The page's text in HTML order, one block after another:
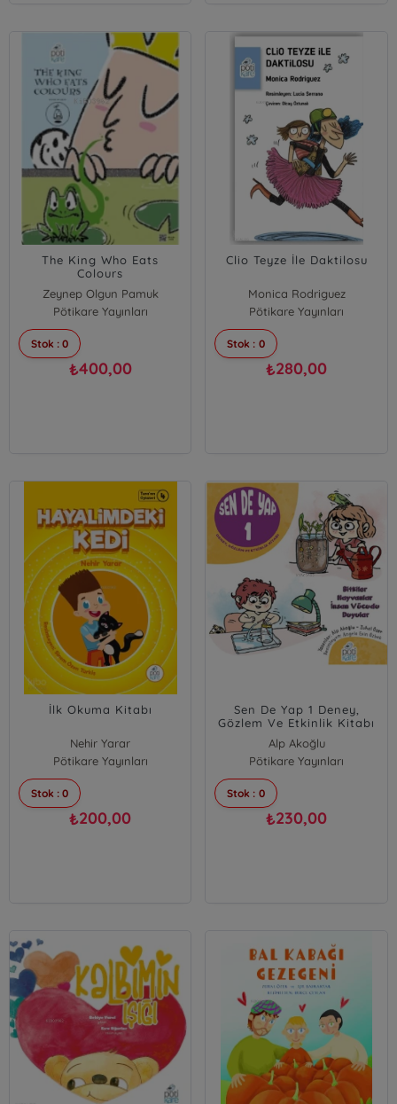
The King Who Eats
Colours
Zeynep Olgun Pamuk
Pötikare Yayınları
Stok : 0
₺400,00
Clio Teyze İle Daktilosu
Monica Rodriguez
Pötikare Yayınları
Stok : 0
₺280,00
İlk Okuma Kitabı
Nehir Yarar
Pötikare Yayınları
Stok : 0
₺200,00
Sen De Yap 1 Deney,
Gözlem Ve Etkinlik Kitabı
Alp Akoğlu
Zuhal Özer
Pötikare Yayınları
Stok : 0
₺230,00